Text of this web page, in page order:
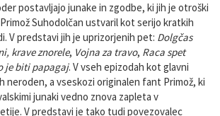
postavljajo junake in zgodbe, ki jih je otroški
Suhodolčan ustvaril kot serijo kratkih
V predstavi jih je uprizorjenih pet: Dolgčas
krave znorele, Vojna za travo, Raca spet
je biti papagaj. V vseh epizodah kot glavni
neroden, a vseskozi originalen fant Primož, ki
junaki vedno znova zapleta v
V predstavi je tako tudi povezovalec